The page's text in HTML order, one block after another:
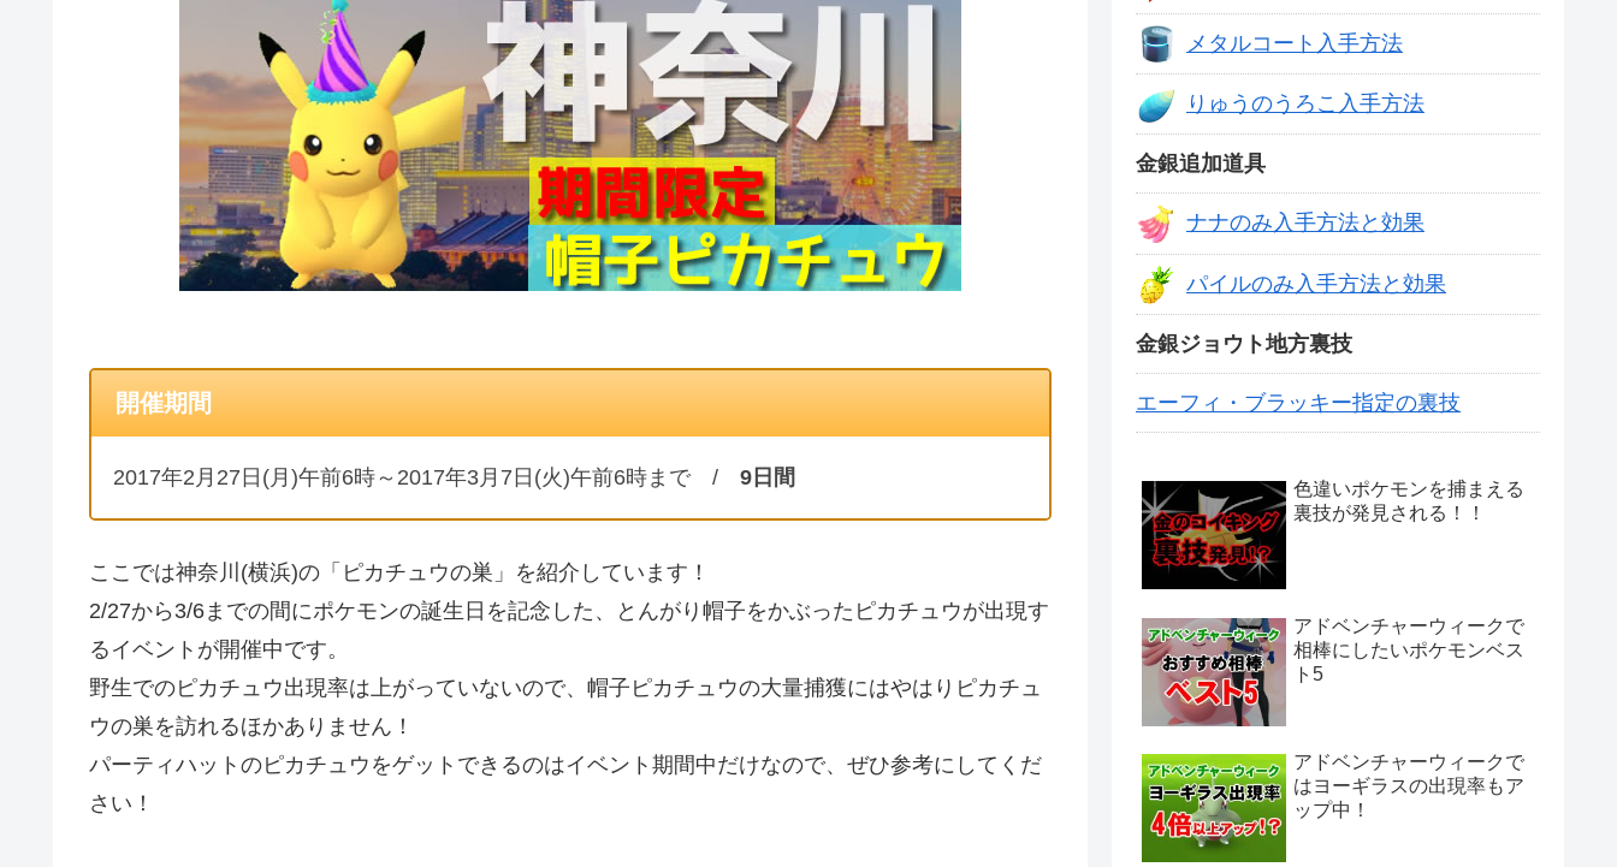
開催期間
2017年2月27日(月)午前6時～2017年3月7日(火)午前6時まで / 9日間
ここでは神奈川(横浜)の「ピカチュウの巣」を紹介しています！
2/27から3/6までの間にポケモンの誕生日を記念した、とんがり帽子をかぶったピカチュウが出現す
るイベントが開催中です。
野生でのピカチュウ出現率は上がっていないので、帽子ピカチュウの大量捕獲にはやはりピカチュ
ウの巣を訪れるほかありません！
パーティハットのピカチュウをゲットできるのはイベント期間中だけなので、ぜひ参考にしてくだ
さい！
メタルコート入手方法
りゅうのうろこ入手方法
金銀追加道具
ナナのみ入手方法と効果
パイルのみ入手方法と効果
金銀ジョウト地方裏技
エーフィ・ブラッキー指定の裏技
色違いポケモンを捕まえる
裏技が発見される！！
アドベンチャーウィークで
相棒にしたいポケモンベス
ト5
アドベンチャーウィークで
はヨーギラスの出現率もア
ップ中！